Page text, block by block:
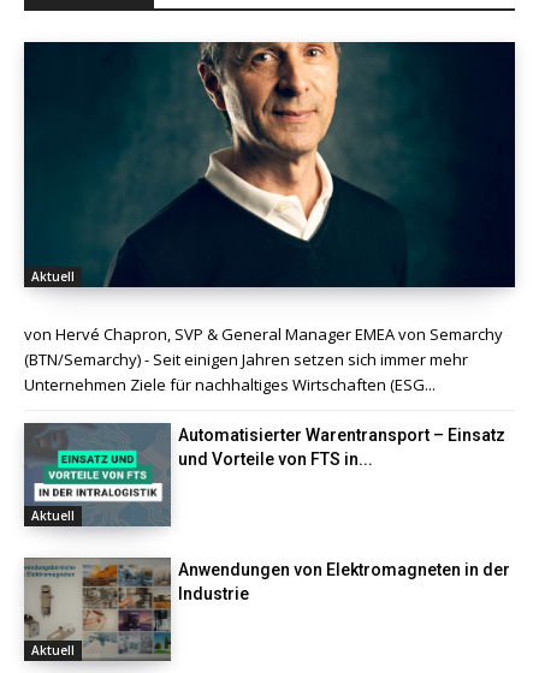
Aktuell
von Hervé Chapron, SVP & General Manager EMEA von Semarchy
(BTN/Semarchy) - Seit einigen Jahren setzen sich immer mehr
Unternehmen Ziele für nachhaltiges Wirtschaften (ESG...
Aktuell
Automatisierter Warentransport – Einsatz
und Vorteile von FTS in...
Aktuell
Anwendungen von Elektromagneten in der
Industrie